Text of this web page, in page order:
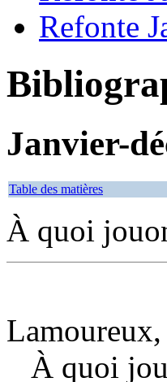
Refonte
Janvier-
Table des matières
À quoi
À quoi